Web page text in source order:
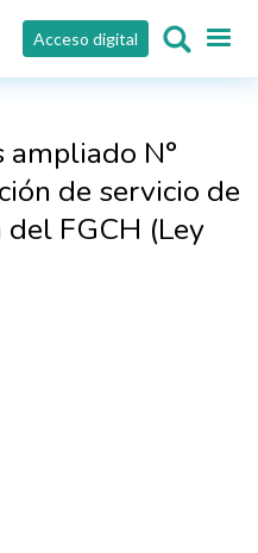
Acceso digital
ampliado N°
de servicio de
FGCH (Ley